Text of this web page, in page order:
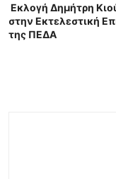
Εκλογή Δημήτρη
στην Εκτελεστική
της ΠΕΔΑ